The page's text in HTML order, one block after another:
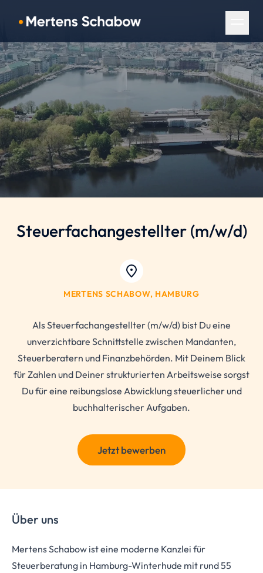
Navigation überspringen
Steuerfachangestellter(m/w/d)
MERTENS SCHABOW, HAMBURG
Als Steuerfachangestellter (m/w/d) bist Du eine
unverzichtbare Schnittstelle zwischen Mandanten,
Steuerberatern und Finanzbehörden. Mit Deinem Blick
für Zahlen und Deiner strukturierten Arbeitsweise sorgst
Du für eine reibungslose Abwicklung steuerlicher und
buchhalterischer Aufgaben.
Jetzt bewerben
Über uns
Mertens Schabow ist eine moderne Kanzlei für
Steuerberatung in Hamburg-Winterhude mit rund 55